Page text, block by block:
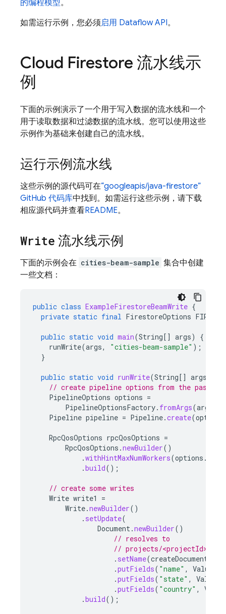
的编程模型。
如需运行示例，您必须启用 Dataflow API。
Cloud Firestore 流水线示
例
下面的示例演示了一个用于写入数据的流水线和一个
用于读取数据和过滤数据的流水线。您可以使用这些
示例作为基础来创建自己的流水线。
运行示例流水线
这些示例的源代码可在“googleapis/java-firestore”
GitHub 代码库中找到。 如需运行这些示例，请下载
相应源代码并查看README。
Write 流水线示例
下面的示例会在 cities-beam-sample 集合中创建
一些文档：
public class ExampleFirestoreBeamWrite {
private static final FirestoreOptions
public static void main(String[] args)
{
runWrite(args, "cities-beam-sample" );
}
public static void runWrite(String[] args
// create pipeline options from the passed
PipelineOptions options =
PipelineOptionsFactory. fromArgs(args
Pipeline pipeline = Pipeline.create(options
RpcQosOptions rpcQosOptions =
RpcQosOptions .newBuilder()
.withHintMaxNumWorkers(options .
.build();
// create some writes
Write write1
=
Write.newBuilder()
. setUpdate(
Document.newBuilder()
// resolves to
// projects/<projectId>/
. setName(createDocumentName
.putFields( "name" , Value
.putFields( "state" , Value
.putFields( "country" , Value
.build();